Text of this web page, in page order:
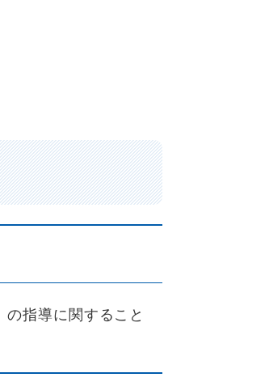
指導に関すること